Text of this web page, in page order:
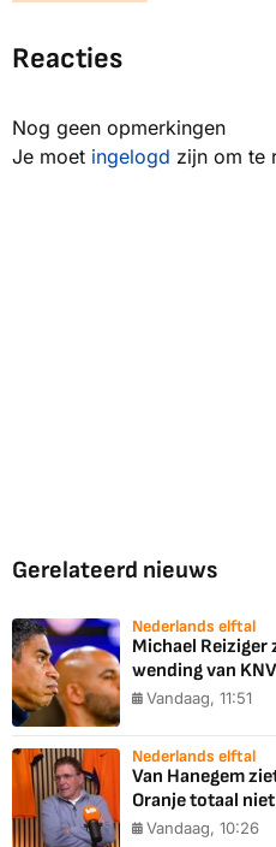
Reacties
Nog geen opmerkingen
Je moet ingelogd zijn om te
Gerelateerd nieuws
Nederlands elftal
Michael
wending van
Vandaag, 11:51
Nederlands elftal
Van Hanegem
Oranje totaal
Vandaag, 10:26